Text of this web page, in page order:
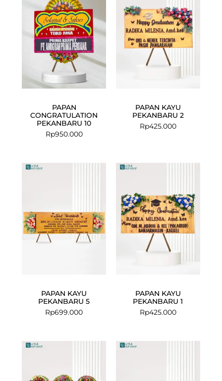
PAPAN
CONGRATULATION
PEKANBARU 10
Rp950.000
PAPAN KAYU
PEKANBARU 2
Rp425.000
PAPAN KAYU
PEKANBARU 5
Rp699.000
PAPAN KAYU
PEKANBARU 1
Rp425.000